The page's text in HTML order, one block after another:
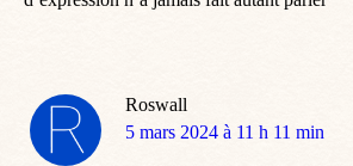
Roswall
dit
5 mars 2024 à 11 h 11 min